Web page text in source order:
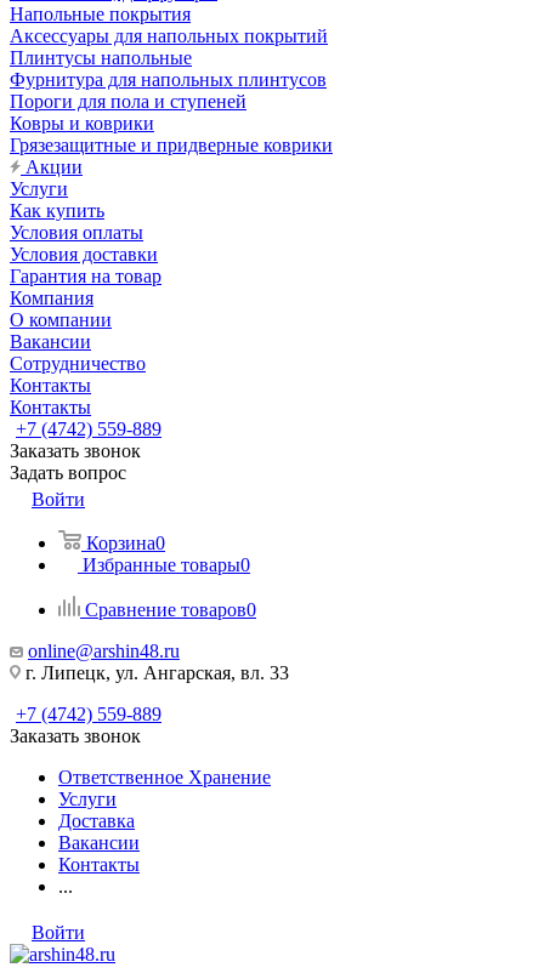
Напольные покрытия
Аксессуары для напольных покрытий
Плинтусы напольные
Фурнитура для напольных плинтусов
Пороги для пола и ступеней
Ковры и коврики
Грязезащитные и придверные коврики
Акции
Услуги
Как купить
Условия оплаты
Условия доставки
Гарантия на товар
Компания
О компании
Вакансии
Сотрудничество
Контакты
Контакты
+7 (4742) 559-889
Заказать звонок
Задать вопрос
Войти
Корзина0
Избранные товары0
Сравнение товаров0
online@arshin48.ru
г. Липецк, ул. Ангарская, вл. 33
+7 (4742) 559-889
Заказать звонок
Ответственное Хранение
Услуги
Доставка
Вакансии
Контакты
...
Войти